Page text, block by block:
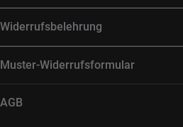
Widerrufsbelehrung
Muster-Widerrufsformular
AGB